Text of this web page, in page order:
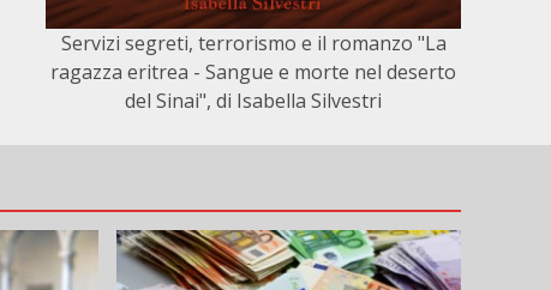
Servizi segreti, terrorismo e il romanzo "La
ragazza eritrea - Sangue e morte nel deserto
del Sinai", di Isabella Silvestri